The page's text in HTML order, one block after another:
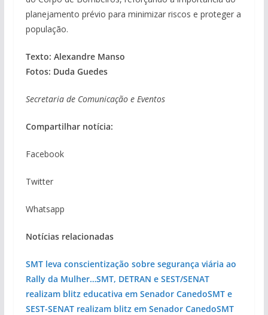
planejamento prévio para minimizar riscos e proteger a
população.
Texto: Alexandre Manso
Fotos: Duda Guedes
Secretaria de Comunicação e Eventos
Compartilhar notícia:
Facebook
Twitter
Whatsapp
Notícias relacionadas
SMT leva conscientização sobre segurança viária ao
Rally da Mulher…SMT, DETRAN e SEST/SENAT
realizam blitz educativa em Senador CanedoSMT e
SEST-SENAT realizam blitz em Senador CanedoSMT